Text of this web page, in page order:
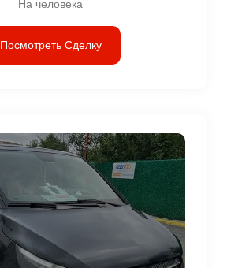
На человека
Посмотреть Сделку